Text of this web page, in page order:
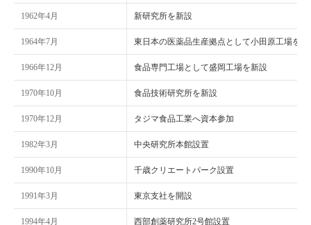
1962年4月 新研究所を新設
1964年7月 東日本の医薬品生産拠点として小田原工場を新
1966年12月 食品専門工場として盛岡工場を新設
1970年10月 食品技術研究所を新設
1970年12月 タジマ食品工業へ資本参加
1982年3月 中央研究所本館設置
1990年10月 千歳クリエートパーク設置
1991年3月 東京支社を開設
1994年4月 西部創薬研究所2号館設置